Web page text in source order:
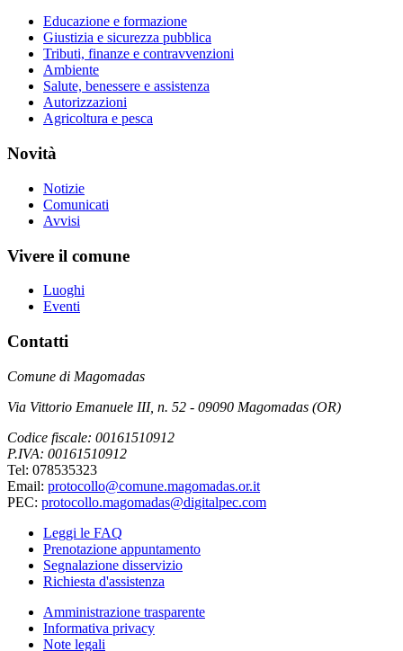
Educazione e formazione
Giustizia e sicurezza pubblica
Tributi, finanze e contravvenzioni
Ambiente
Salute, benessere e assistenza
Autorizzazioni
Agricoltura e pesca
Novità
Notizie
Comunicati
Avvisi
Vivere il comune
Luoghi
Eventi
Contatti
Comune di Magomadas
Via Vittorio Emanuele III, n. 52 - 09090 Magomadas (OR)
Codice fiscale: 00161510912
P.IVA: 00161510912
Tel: 078535323
Email: protocollo@comune.magomadas.or.it
PEC: protocollo.magomadas@digitalpec.com
Leggi le FAQ
Prenotazione appuntamento
Segnalazione disservizio
Richiesta d'assistenza
Amministrazione trasparente
Informativa privacy
Note legali